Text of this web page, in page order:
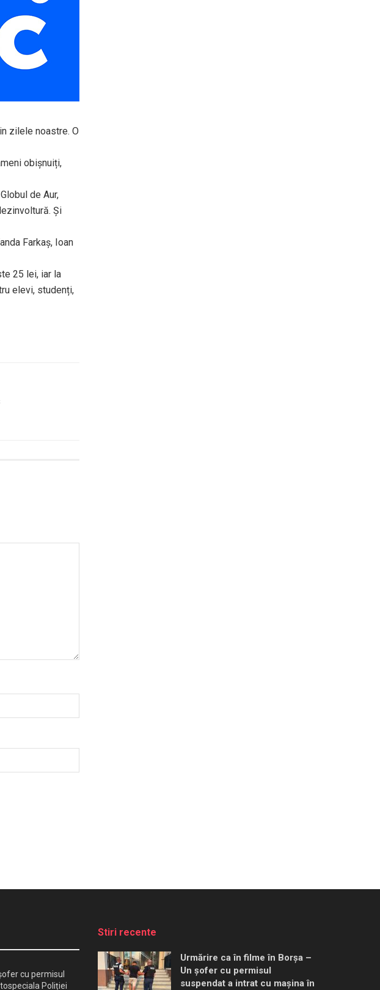
zilele noastre. O
obișnuiți,
de Aur,
Și
Farkaș, Ioan
25 lei, iar la
elevi, studenți,
cu permisul
Poliției
Stiri recente
Urmărire ca în filme în Borșa –
Un șofer cu permisul
suspendat a intrat cu mașina în